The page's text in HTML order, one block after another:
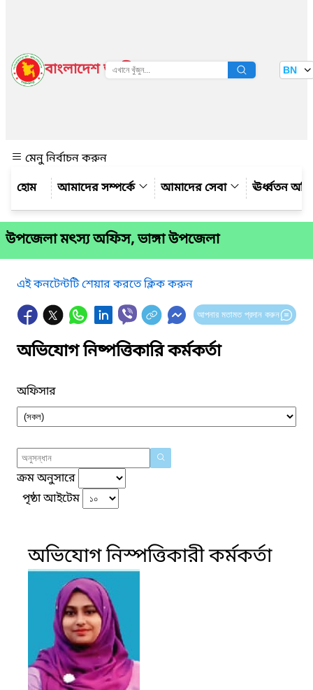
বাংলাদেশ জাতীয় তথ্য বাতায়ন BN
মেনু নির্বাচন করুন
আমাদের সম্পর্কে
আমাদের সেবা ঊর্ধ্বতন
উপজেলা মৎস্য অফিস, ভাঙ্গা উপজেলা
এই কনটেন্টটি শেয়ার করতে ক্লিক করুন
আপনার মতামত প্রদান করুন
অভিযোগ নিষ্পত্তিকারি কর্মকর্তা
অফিসার
ক্রম অনুসারে
পৃষ্ঠা আইটেম
অভিযোগ নিস্পত্তিকারী কর্মকর্তা